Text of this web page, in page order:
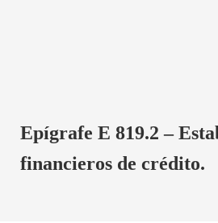
Epígrafe E 819.2 –
financieros de crédito.